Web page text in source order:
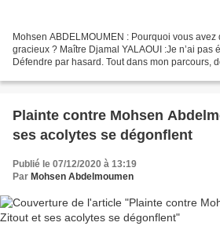
Mohsen ABDELMOUMEN : Pourquoi vous avez
gracieux ? Maître Djamal YALAOUI :Je n’ai pas
Défendre par hasard. Tout dans mon parcours,
Plainte contre Mohsen
ses acolytes se dégonflent
Publié le 07/12/2020 à 13:19
Par Mohsen Abdelmoumen